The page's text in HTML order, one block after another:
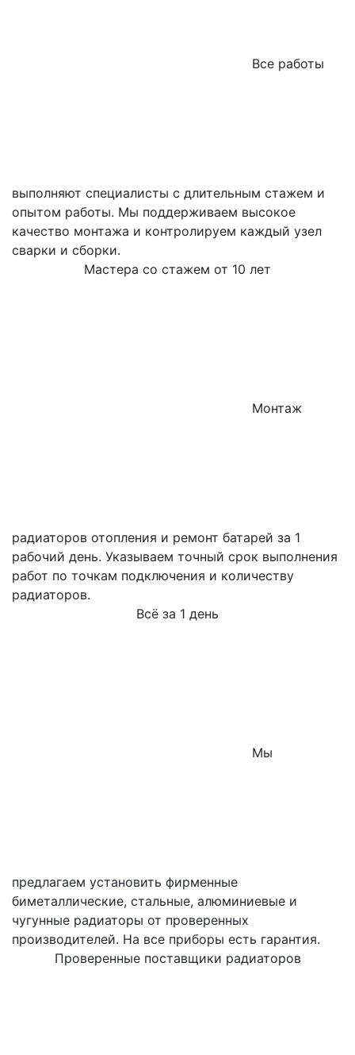
Все работы
выполняют специалисты с длительным стажем и
опытом работы. Мы поддерживаем высокое
качество монтажа и контролируем каждый узел
сварки и сборки.
Мастера со стажем от 10 лет
Монтаж
радиаторов отопления и ремонт батарей за 1
рабочий день. Указываем точный срок выполнения
работ по точкам подключения и количеству
радиаторов.
Всё за 1 день
Мы
предлагаем установить фирменные
биметаллические, стальные, алюминиевые и
чугунные радиаторы от проверенных
производителей. На все приборы есть гарантия.
Проверенные поставщики радиаторов